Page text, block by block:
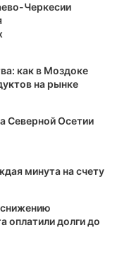
Черкесии
как в Моздоке
на рынке
Северной Осетии
минута на счету
снижению
оплатили долги до